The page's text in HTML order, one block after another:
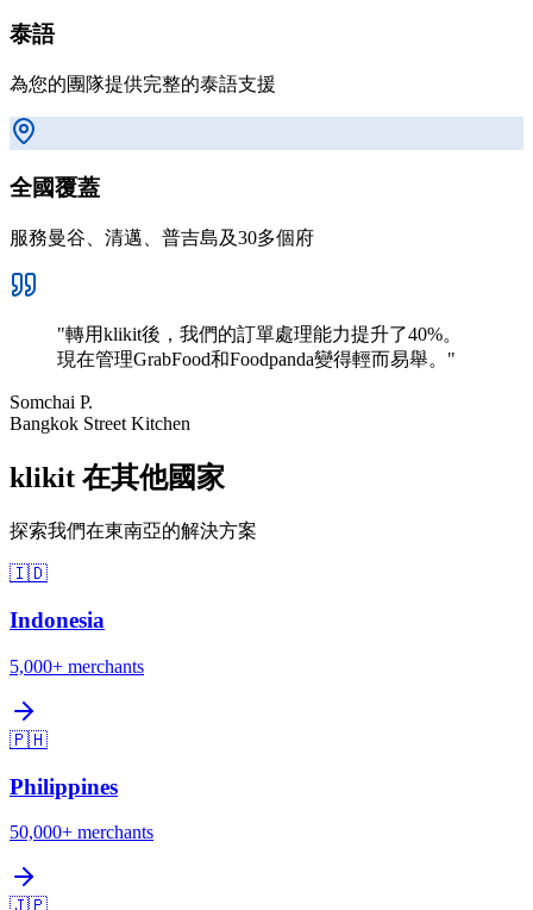
泰語
為您的團隊提供完整的泰語支援
全國覆蓋
服務曼谷、清邁、普吉島及30多個府
"轉用klikit後，我們的訂單處理能力提升了40%。
現在管理GrabFood和Foodpanda變得輕而易舉。 "
Somchai P.
Bangkok Street Kitchen
klikit 在其他國家
探索我們在東南亞的解決方案
🇮🇩
Indonesia
5,000+ merchants
🇵🇭
Philippines
50,000+ merchants